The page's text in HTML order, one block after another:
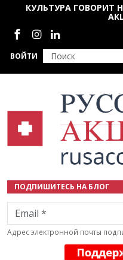
Перейти к основному
ВОЙТИ
КУЛЬТУРА ГОВОРИТ
Социальные сети
ПОДПИШИТЕСЬ НА БЛОГ
Email
Адрес электронной почты